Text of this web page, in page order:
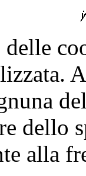
dello
alla